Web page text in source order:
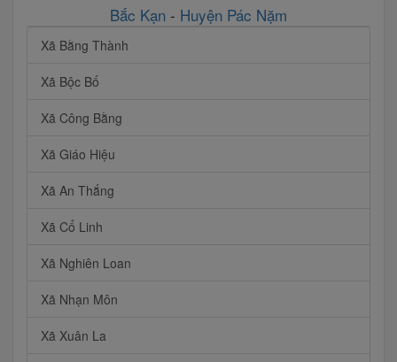
Bắc Kạn - Huyện Pác Nặm
Xã Bằng Thành
Xã Bộc Bố
Xã Công Bằng
Xã Giáo Hiệu
Xã An Thắng
Xã Cổ Linh
Xã Nghiên Loan
Xã Nhạn Môn
Xã Xuân La